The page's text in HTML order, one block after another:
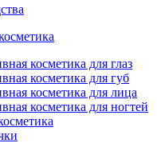
косметика для глаз
косметика для губ
косметика для лица
косметика для ногтей